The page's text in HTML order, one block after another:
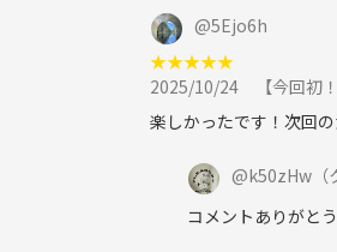
@5Ejo6h
★★★★★
2025/10/24
【今回初
楽しかったです！次回
@k50zHw
コメントありがと